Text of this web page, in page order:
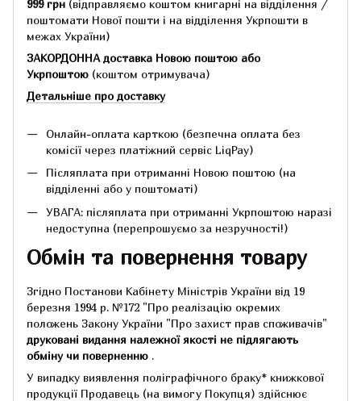
999 грн (відправляємо коштом книгарні на відділення /
поштомати Нової пошти і на відділення Укрпошти в
межах України)
ЗАКОРДОННА доставка Новою поштою або
Укрпоштою (коштом отримувача)
Детальніше про доставку
Онлайн-оплата карткою (безпечна оплата без
комісії через платіжний сервіс LiqPay)
Післяплата при отриманні Новою поштою (на
відділенні або у поштоматі)
УВАГА: післяплата при отриманні Укрпоштою наразі
недоступна (перепрошуємо за незручності!)
Обмін та повернення товару
Згідно Постанови Кабінету Міністрів України від 19
березня 1994 р. №172 "Про реалізацію окремих
положень Закону України "Про захист прав споживачів"
друковані видання належної якості не підлягають
обміну чи поверненню .
У випадку виявлення поліграфічного браку* книжкової
продукції Продавець (на вимогу Покупця) здійснює